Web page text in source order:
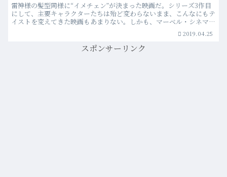
雷神様の髪型同様に“イメチェン”が決まった映画だ。シリーズ3作目
にして、主要キャラクターたちは殆ど変わらないまま、こんなにもテ
イストを変えてきた映画もあまりない。しかも、マーベル・シネマテ
ィック・ユニバースという大河の流れの中で、本流のクラ…more
2019.04.25
スポンサーリンク